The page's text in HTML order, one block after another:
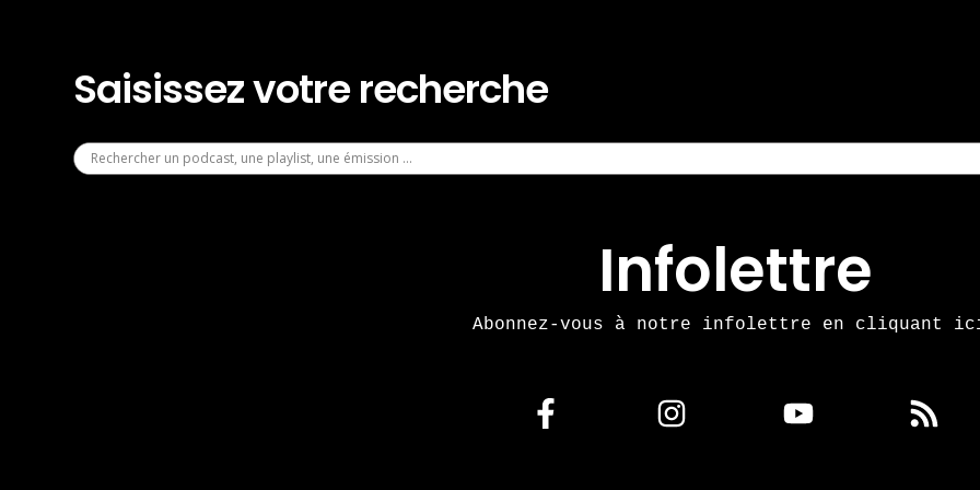
Saisissez votre recherche
Infolettre
Abonnez-vous à notre infolettre en cliquant